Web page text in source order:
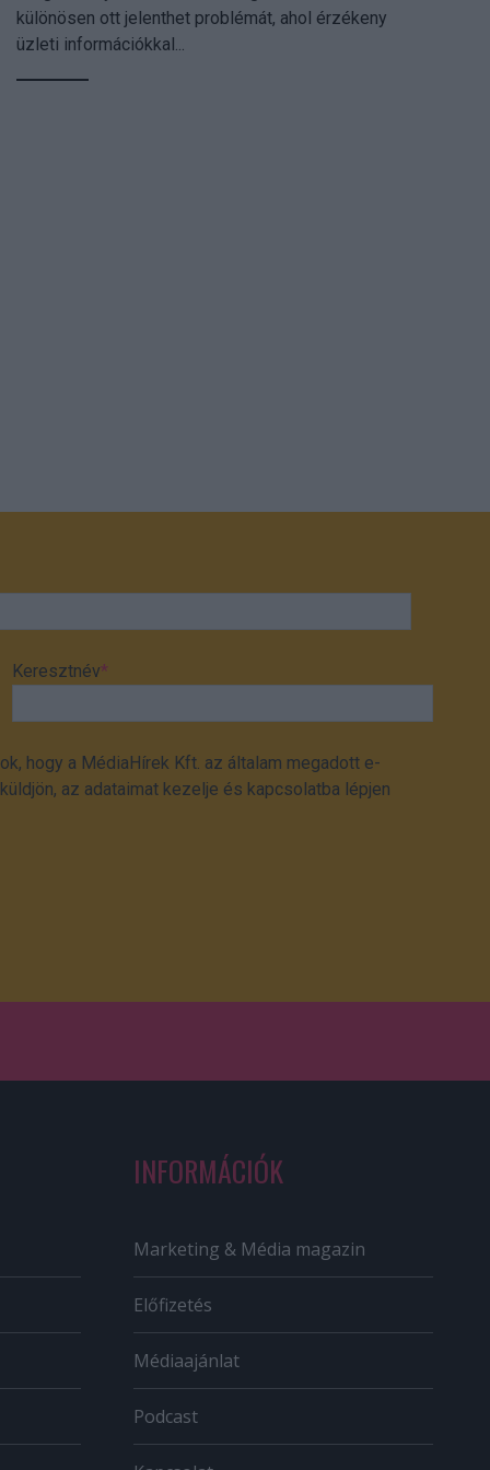
különösen ott jelenthet problémát, ahol érzékeny
üzleti információkkal...
Keresztnév*
hogy a MédiaHírek Kft. az általam megadott e-
az adataimat kezelje és kapcsolatba lépjen
INFORMÁCIÓK
Marketing & Média magazin
Előfizetés
Médiaajánlat
Podcast